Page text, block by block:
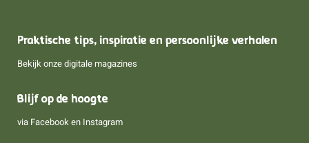
Praktische tips, inspiratie en persoonlijke verhalen
Bekijk onze digitale magazines
Blijf op de hoogte
via Facebook en Instagram